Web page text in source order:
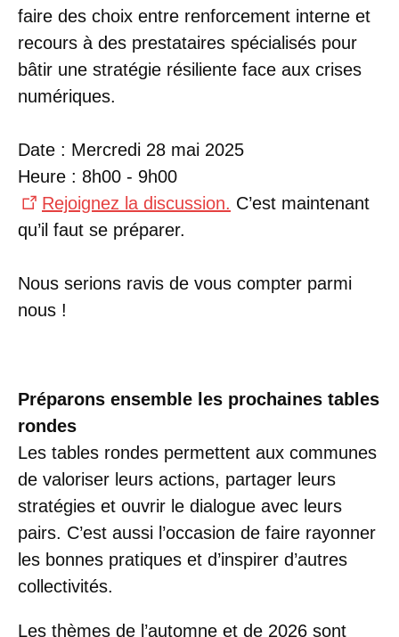
faire des choix entre renforcement interne et
recours à des prestataires spécialisés pour
bâtir une stratégie résiliente face aux crises
numériques.
Date : Mercredi 28 mai 2025
Heure : 8h00 - 9h00
Rejoignez la discussion. C’est maintenant
qu’il faut se préparer.
Nous serions ravis de vous compter parmi
nous !
Préparons ensemble les prochaines tables
rondes
Les tables rondes permettent aux communes
de valoriser leurs actions, partager leurs
stratégies et ouvrir le dialogue avec leurs
pairs. C’est aussi l’occasion de faire rayonner
les bonnes pratiques et d’inspirer d’autres
collectivités.
Les thèmes de l’automne et de 2026 sont